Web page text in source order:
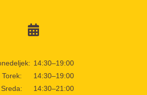
14:30–19:00
Torek:
14:30–19:00
Sreda:
14:30–21:00